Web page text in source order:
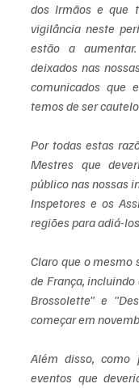
dos Irmãos e que
vigilância neste
estão a
deixados nas
comunicados que
temos de ser
Por todas estas
Mestres que
público nas nossas
Inspetores e os
regiões para adiá-
Claro que o mesmo
de França,
Brossolette" e
começar em
Além disso,
eventos que